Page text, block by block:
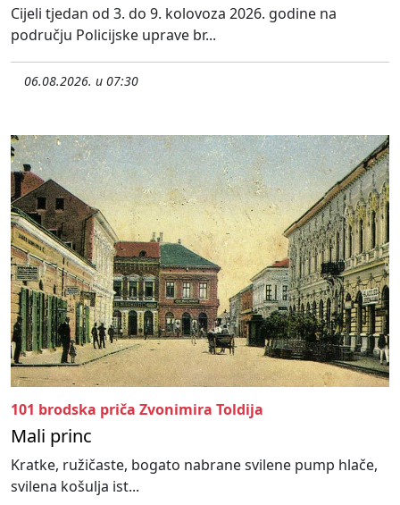
Cijeli tjedan od 3. do 9. kolovoza 2026. godine na
području Policijske uprave br...
06.08.2026. u 07:30
101 brodska priča Zvonimira Toldija
Mali princ
Kratke, ružičaste, bogato nabrane svilene pump hlače,
svilena košulja ist...